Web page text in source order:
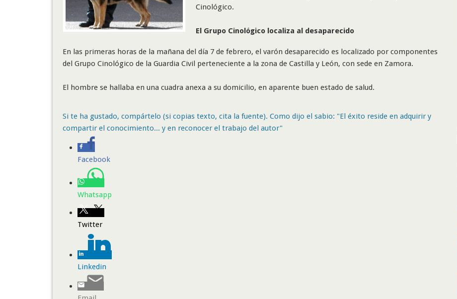
Cinológico.
El Grupo Cinológico localiza al desaparecido
En las primeras horas de la mañana del día 7 de febrero, el varón desaparecido es localizado por componentes
del Grupo Cinológico de la Guardia Civil perteneciente a la zona de Castilla y León, con sede en Zamora.
El hombre se hallaba en una cuadra anexa a su domicilio, en aparente buen estado de salud.
Si te ha gustado, compártelo (si copias texto, cita la fuente). Como dijo el sabio: "El éxito reside en adquirir y
compartir el conocimiento... y en reconocer el trabajo del autor"
Facebook
Whatsapp
Twitter
Linkedin